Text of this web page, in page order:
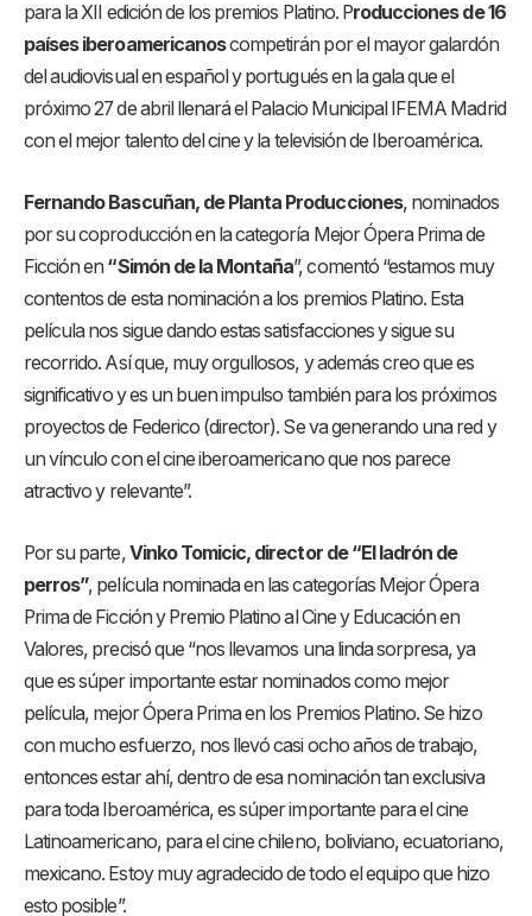
para la XII edición de los premios Platino. Producciones de 16
países iberoamericanoscompetirán por el mayor galardón
del audiovisual en español y portugués en la gala que el
próximo 27 de abril llenará el Palacio Municipal IFEMA Madrid
con el mejor talento del cine y la televisión de Iberoamérica.
Fernando Bascuñan, de Planta Producciones, nominados
por su coproducción en la categoría Mejor Ópera Prima de
Ficción en “Simón de la Montaña”, comentó “estamos muy
contentos de esta nominación a los premios Platino. Esta
película nos sigue dando estas satisfacciones y sigue su
recorrido. Así que, muy orgullosos, y además creo que es
significativo y es un buen impulso también para los próximos
proyectos de Federico (director). Se va generando una red y
un vínculo con el cine iberoamericano que nos parece
atractivo y relevante”.
Por su parte,Vinko Tomicic, director de “El ladrón de
perros”, película nominada en las categorías Mejor Ópera
Prima de Ficción y Premio Platino al Cine y Educación en
Valores, precisó que “nos llevamos una linda sorpresa, ya
que es súper importante estar nominados como mejor
película, mejor Ópera Prima en los Premios Platino. Se hizo
con mucho esfuerzo, nos llevó casi ocho años de trabajo,
entonces estar ahí, dentro de esa nominación tan exclusiva
para toda Iberoamérica, es súper importante para el cine
Latinoamericano, para el cine chileno, boliviano, ecuatoriano,
mexicano. Estoy muy agradecido de todo el equipo que hizo
esto posible”.